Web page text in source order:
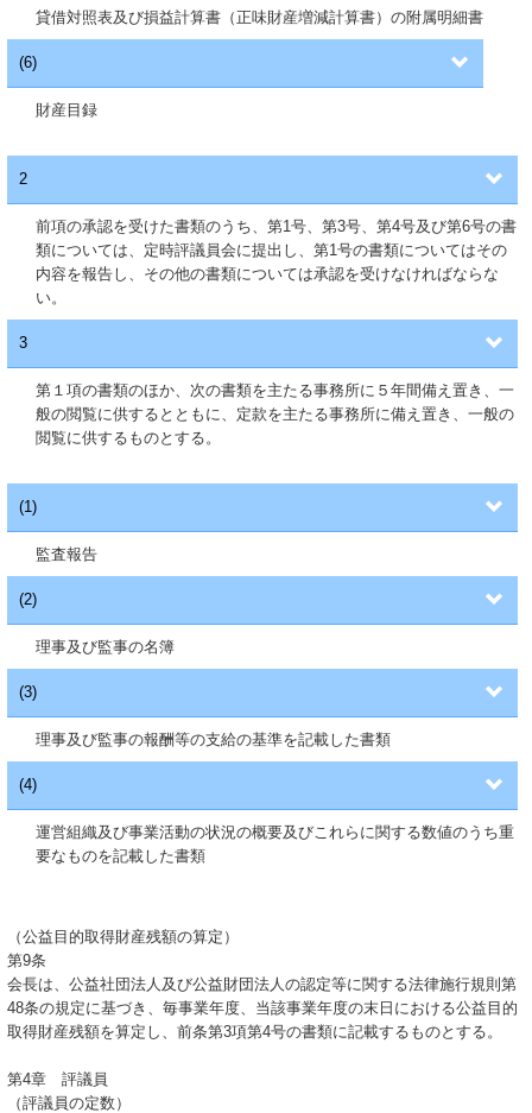
貸借対照表及び損益計算書（正味財産増減計算書）の附属明細書
(6)
財産目録
2
前項の承認を受けた書類のうち、第1号、第3号、第4号及び第6号の書
類については、定時評議員会に提出し、第1号の書類についてはその
内容を報告し、その他の書類については承認を受けなければならな
い。
3
第１項の書類のほか、次の書類を主たる事務所に５年間備え置き、一
般の閲覧に供するとともに、定款を主たる事務所に備え置き、一般の
閲覧に供するものとする。
(1)
監査報告
(2)
理事及び監事の名簿
(3)
理事及び監事の報酬等の支給の基準を記載した書類
(4)
運営組織及び事業活動の状況の概要及びこれらに関する数値のうち重
要なものを記載した書類
（公益目的取得財産残額の算定）
第9条
会長は、公益社団法人及び公益財団法人の認定等に関する法律施行規則第
48条の規定に基づき、毎事業年度、当該事業年度の末日における公益目的
取得財産残額を算定し、前条第3項第4号の書類に記載するものとする。
第4章 評議員
（評議員の定数）